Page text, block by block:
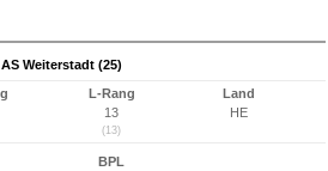
Weiterstadt (25)
L-Rang
13
(13)
Land
HE
BPL